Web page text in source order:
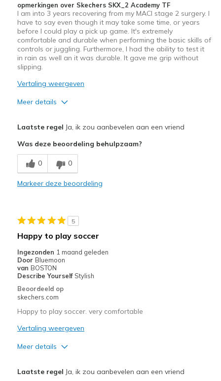
opmerkingen over Skechers SKX_2 Academy TF
I am into 3 years recovering from my MACI stage 2 surgery. I
have to say even though it may take some time, or years
before I could play a pick up game. It's extremely
comfortable and durable when performing the basic skills of
controls or juggling. Furthermore, I had the ability to test it
in rain as well an it was durable. It gave me grip without
slipping.
Vertaling weergeven
Meer details
Comfortable
Durable
Laatste regel Ja, ik zou aanbevelen aan een vriend
Was deze beoordeling behulpzaam?
0 0
Markeer deze beoordeling
5
Happy to play soccer
Ingezonden 1 maand geleden
Door Bluemoon
van BOSTON
Describe Yourself Stylish
Beoordeeld op
skechers.com
Happy to play soccer. very comfortable
Vertaling weergeven
Meer details
Laatste regel Ja, ik zou aanbevelen aan een vriend